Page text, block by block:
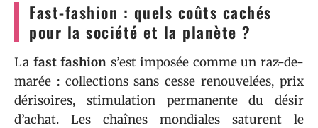
Fast-fashion : quels coûts cachés
pour la société et la planète ?
La fast fashion s’est imposée comme un raz-de-
marée : collections sans cesse renouvelées, prix
dérisoires, stimulation permanente du désir
d’achat. Les chaînes mondiales saturent le